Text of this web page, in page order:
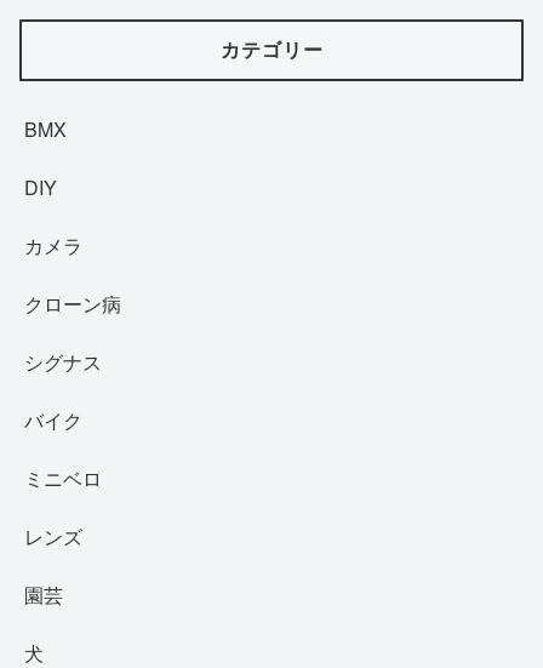
カテゴリー
BMX
DIY
カメラ
クローン病
シグナス
バイク
ミニベロ
レンズ
園芸
犬